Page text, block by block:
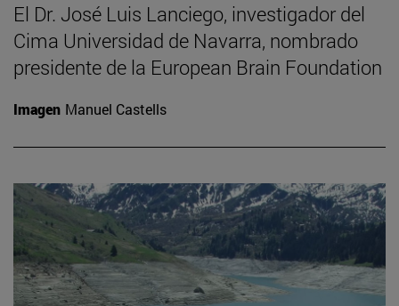
El Dr. José Luis Lanciego, investigador del
Cima Universidad de Navarra, nombrado
presidente de la European Brain Foundation
Imagen Manuel Castells